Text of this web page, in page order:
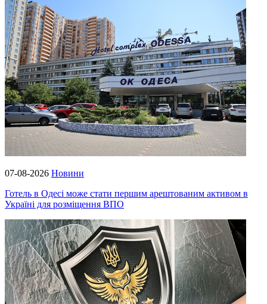
07-08-2026 Новини
Готель в Одесі може стати першим арештованим активом в
Україні для розміщення ВПО